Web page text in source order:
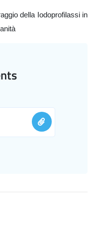
della Iodoprofilassi in